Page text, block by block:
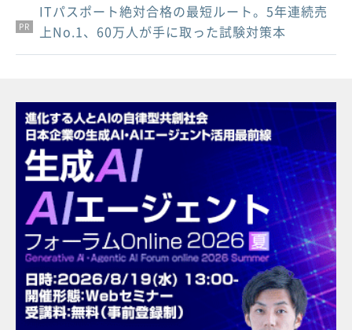
PR
PR
PR
ITパスポート絶対合格の最短ルート。5年連続売
上No.1、60万人が手に取った試験対策本